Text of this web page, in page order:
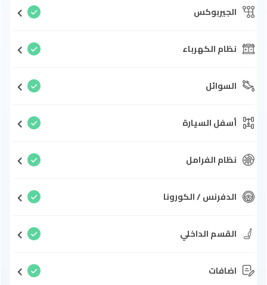
الجيربوكس
نظام الكهرباء
السوائل
أسفل السيارة
نظام الفرامل
الدفرنس / الكورونا
القسم الداخلي
اضافات